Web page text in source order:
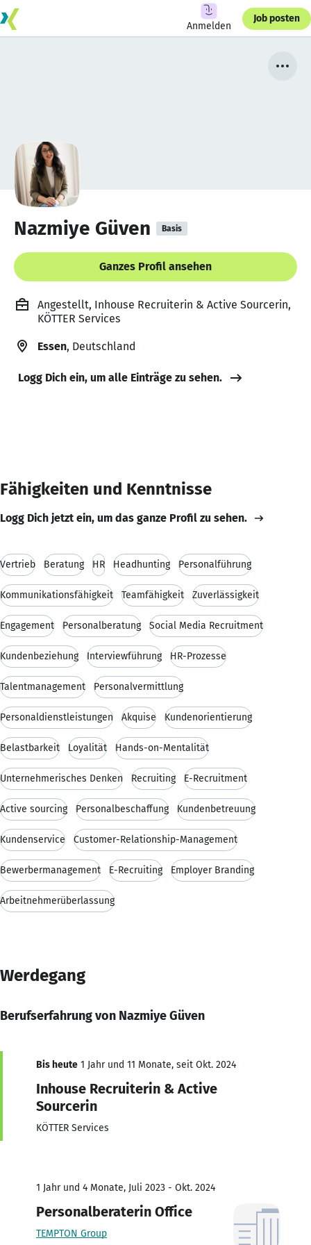
Anmelden
Job posten
Nazmiye Güven Basis
Ganzes Profil ansehen
Angestellt, Inhouse Recruiterin & Active Sourcerin,
KÖTTER Services
Essen, Deutschland
Logg Dich ein, um alle Einträge zu sehen.
Fähigkeiten und Kenntnisse
Logg Dich jetzt ein, um das ganze Profil zu sehen.
Vertrieb Beratung HR Headhunting Personalführung
Kommunikationsfähigkeit Teamfähigkeit Zuverlässigkeit
Engagement Personalberatung Social Media Recruitment
Kundenbeziehung Interviewführung HR-Prozesse
Talentmanagement Personalvermittlung
Personaldienstleistungen Akquise Kundenorientierung
Belastbarkeit Loyalität Hands-on-Mentalität
Unternehmerisches Denken Recruiting E-Recruitment
Active sourcing Personalbeschaffung Kundenbetreuung
Kundenservice Customer-Relationship-Management
Bewerbermanagement E-Recruiting Employer Branding
Arbeitnehmerüberlassung
Werdegang
Berufserfahrung von Nazmiye Güven
Bis heute 1 Jahr und 11 Monate, seit Okt. 2024
Inhouse Recruiterin & Active
Sourcerin
KÖTTER Services
1 Jahr und 4 Monate, Juli 2023 - Okt. 2024
Personalberaterin Office
TEMPTON Group